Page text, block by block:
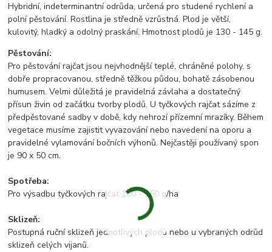
Hybridní, indeterminantní odrůda, určená pro studené rychlení a
polní pěstování. Rostlina je středně vzrůstná. Plod je větší,
kulovitý, hladký a odolný praskání. Hmotnost plodů je 130 - 145 g.
Pěstování:
Pro pěstování rajčat jsou nejvhodnější teplé, chráněné polohy, s
dobře propracovanou, středně těžkou půdou, bohatě zásobenou
humusem. Velmi důležitá je pravidelná závlaha a dostatečný
přísun živin od začátku tvorby plodů. U tyčkových rajčat sázíme z
předpěstované sadby v době, kdy nehrozí přízemní mrazíky. Během
vegetace musíme zajistit vyvazování nebo navedení na oporu a
pravidelné vylamování bočních výhonů. Nejčastěji používaný spon
je 90 x 50 cm.
Spotřeba:
Pro výsadbu tyčkových rajčat 100 - 150 g/ha
Sklizeň:
Postupná ruční sklizeň jednotlivých plodů nebo u vybraných odrůd
sklizeň celých vijanů.